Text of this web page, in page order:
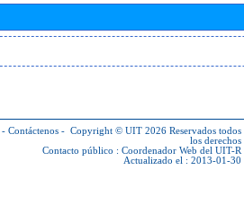
- Contáctenos - Copyright © UIT 2026 Reservados todos
los derechos
Contacto público : Coordenador Web del UIT-R
Actualizado el : 2013-01-30